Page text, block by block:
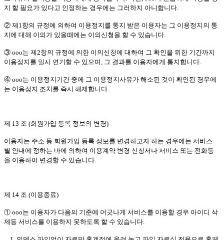
지 할 필요가 있다고 인정하는 경우에는 그러하지 아니합니다.
② 제1항의 규정에 의하여 이용정지를 통지 받은 이용자는 그 이용정지의 통
지에 대해 이의가 있을때에는 이의신청을 할 수 있습니다.
③ ooo는 제2항의 규정에 의한 이의신청에 대하여 그 확인을 위한 기간까지
이용정지를 일시 연기할 수 있으며, 그 결과를 이용자에게 통지합니다.
④ ooo는 이용정지기간 중에 그 이용정지사유가 해소된 것이 확인된 경우에
는 이용정지 조치를 즉시 해제합니다.
제 13 조 (회원가입 등록 정보의 변경)
이용자는 주소 등 회원가입 등록 정보를 변경하고자 하는 경우에는 서비스
별 안내에 정하는 바에 의하여 이용계약 변경 신청서나 서비스 또는 전화등
을 이용하여 변경할 수 있습니다.
제 14 조 (이용종료)
① ooo는 이용자가 다음의 기준에 어긋나게 서비스를 이용할 경우 아이디 삭
제등 서비스를 이용하지 못하도록 할 수 있습니다.